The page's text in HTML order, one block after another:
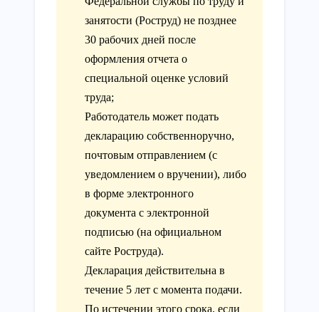
занятости (Роструд) не позднее
30 рабочих дней после
оформления отчета о
специальной оценке условий
труда;
Работодатель может подать
декларацию собственноручно,
почтовым отправлением (с
уведомлением о вручении), либо
в форме электронного
документа с электронной
подписью (на официальном
сайте Роструда).
Декларация действительна в
течение 5 лет с момента подачи.
По истечении этого срока, если